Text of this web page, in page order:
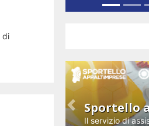
di
Sportello
Il servizio di
Previous